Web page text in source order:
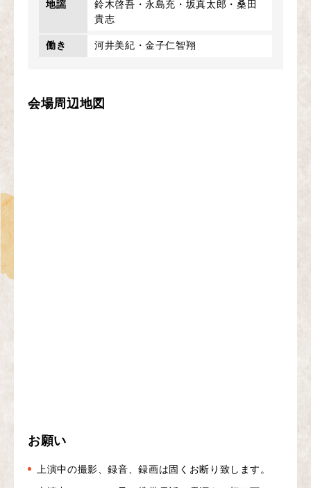
地謡
鈴木啓吾・永島充・坂真太郎・桑田
貴志
働き 河井美紀・金子仁智翔
会場周辺地図
お願い
上演中の撮影、録音、録画は固くお断り致します。